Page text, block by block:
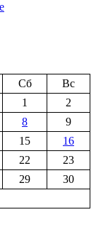
Сб
Вс
1
2
8
9
15
16
22
23
29
30